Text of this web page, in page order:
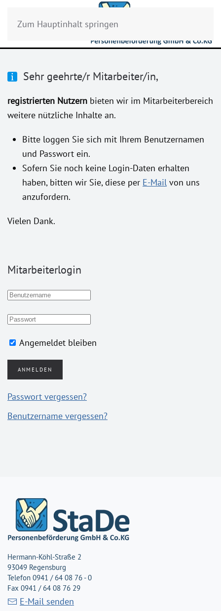
Zum Hauptinhalt springen
Sehr geehrte/r Mitarbeiter/in,
registrierten Nutzern bieten wir im Mitarbeiterbereich
weitere nützliche Inhalte an.
Bitte loggen Sie sich mit Ihrem Benutzernamen
und Passwort ein.
Sofern Sie noch keine Login-Daten erhalten
haben, bitten wir Sie, diese per E-Mail von uns
anzufordern.
Vielen Dank.
Mitarbeiterlogin
Angemeldet bleiben
ANMELDEN
Passwort vergessen?
Benutzername vergessen?
Hermann-Köhl-Straße 2
93049 Regensburg
Telefon 0941 / 64 08 76 - 0
Fax 0941 / 64 08 76 29
E-Mail senden